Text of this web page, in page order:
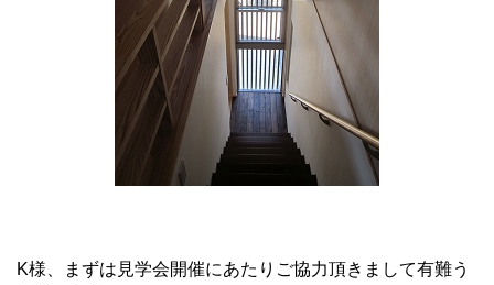
K様、まずは見学会開催にあたりご協力頂きまして有難う